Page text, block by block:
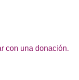
con una donación.